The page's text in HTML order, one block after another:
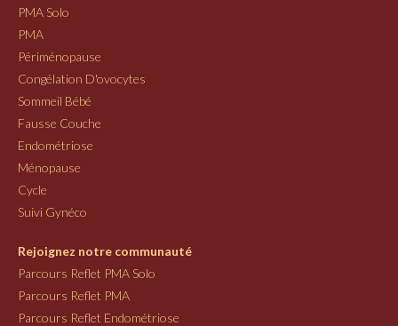
PMA Solo
PMA
Périménopause
Congélation D'ovocytes
Sommeil Bébé
Fausse Couche
Endométriose
Ménopause
Cycle
Suivi Gynéco
Rejoignez notre communauté
Parcours Reflet PMA Solo
Parcours Reflet PMA
Parcours Reflet Endométriose